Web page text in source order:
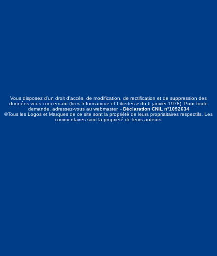
Vous disposez d'un droit d'accès, de modification, de rectification et de suppression des
données vous concernant (loi « Informatique et Libertés » du 6 janvier 1978). Pour toute
demande, adressez-vous au webmaster, - Déclaration CNIL n°1092634
©Tous les Logos et Marques de ce site sont la propriété de leurs propriaitaires respectifs. Les
commentaires sont la propriété de leurs auteurs.